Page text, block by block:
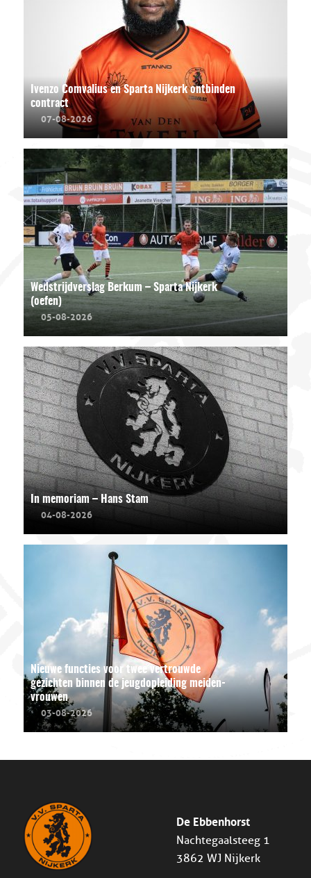
Ivenzo Comvalius en Sparta Nijkerk ontbinden
contract
07-08-2026
Wedstrijdverslag Berkum – Sparta Nijkerk
(oefen)
05-08-2026
In memoriam – Hans Stam
04-08-2026
Nieuwe functies voor twee vertrouwde
gezichten binnen de jeugdopleiding meiden-
vrouwen
03-08-2026
De Ebbenhorst
Nachtegaalsteeg 1
3862 WJ Nijkerk